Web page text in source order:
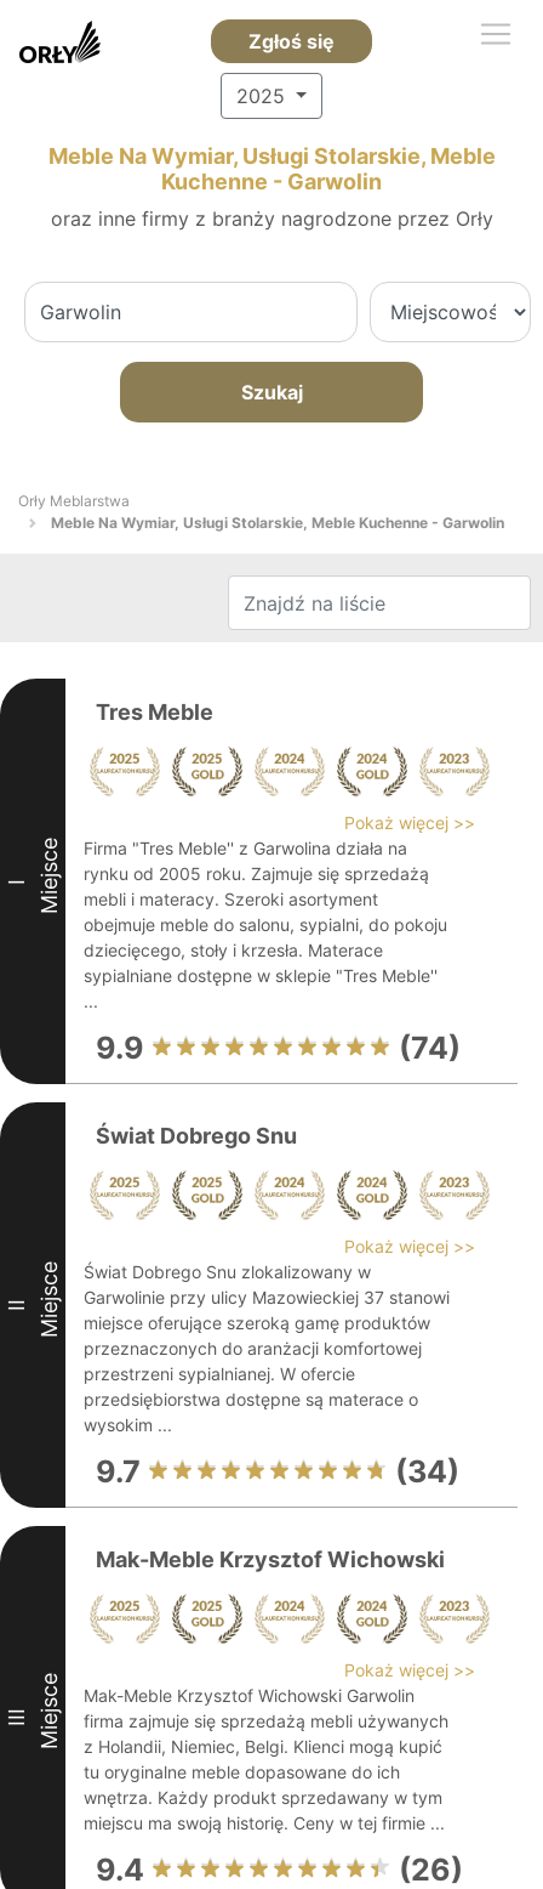
Zgłoś się
2025
Meble Na Wymiar, Usługi Stolarskie, Meble
Kuchenne - Garwolin
oraz inne firmy z branży nagrodzone przez Orły
Szukaj
Orły Meblarstwa
Meble Na Wymiar, Usługi Stolarskie, Meble Kuchenne - Garwolin
I Miejsce
Tres Meble
Pokaż więcej >>
Firma "Tres Meble'' z Garwolina działa na
rynku od 2005 roku. Zajmuje się sprzedażą
mebli i materacy. Szeroki asortyment
obejmuje meble do salonu, sypialni, do pokoju
dziecięcego, stoły i krzesła. Materace
sypialniane dostępne w sklepie "Tres Meble''
...
9.9 (74)
II Miejsce
Świat Dobrego Snu
Pokaż więcej >>
Świat Dobrego Snu zlokalizowany w
Garwolinie przy ulicy Mazowieckiej 37 stanowi
miejsce oferujące szeroką gamę produktów
przeznaczonych do aranżacji komfortowej
przestrzeni sypialnianej. W ofercie
przedsiębiorstwa dostępne są materace o
wysokim ...
9.7 (34)
III Miejsce
Mak-Meble Krzysztof Wichowski
Pokaż więcej >>
Mak-Meble Krzysztof Wichowski Garwolin
firma zajmuje się sprzedażą mebli używanych
z Holandii, Niemiec, Belgi. Klienci mogą kupić
tu oryginalne meble dopasowane do ich
wnętrza. Każdy produkt sprzedawany w tym
miejscu ma swoją historię. Ceny w tej firmie ...
9.4 (26)